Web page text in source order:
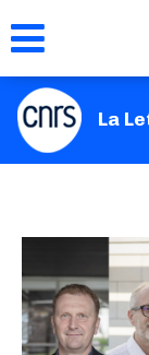
au
principal
La